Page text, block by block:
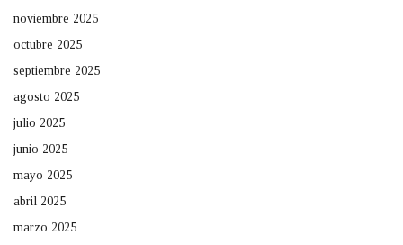
noviembre 2025
octubre 2025
septiembre 2025
agosto 2025
julio 2025
junio 2025
mayo 2025
abril 2025
marzo 2025